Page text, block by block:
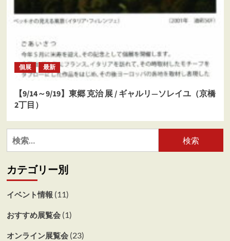
個展 最新
【9/14～9/19】東郷 克治 展 / ギャルリ―ソレイユ（京橋
2丁目）
検
索:
カテゴリー別
イベント情報 (11)
おすすめ展覧会(1)
オンライン展覧会(23)